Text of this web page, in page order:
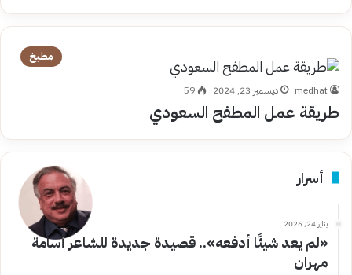
مطبخ
medhat ديسمبر 23, 2024 59
طريقة عمل المطفح السعودي
أسرار
يناير 24, 2026
«لم يعد شيئًا أدفعه».. قصيدة جديدة للشاعر أسامة
مهران